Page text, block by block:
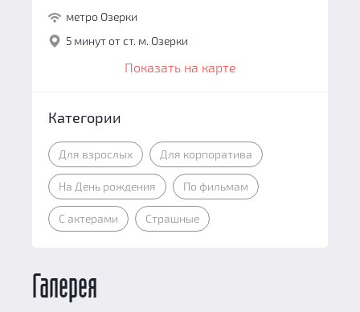
метро Озерки
5 минут от ст. м. Озерки
Показать на карте
Категории
Для взрослых Для корпоратива
На День рождения По фильмам
С актерами Страшные
Галерея